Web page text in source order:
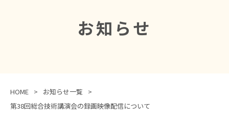
お知らせ
HOME
お知らせ一覧
第38回総合技術講演会の録画映像配信について